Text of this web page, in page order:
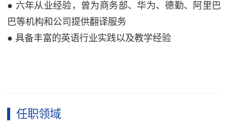
● 六年从业经验，曾为商务部、华为、德勤、阿里巴
巴等机构和公司提供翻译服务
● 具备丰富的英语行业实践以及教学经验
任职领域